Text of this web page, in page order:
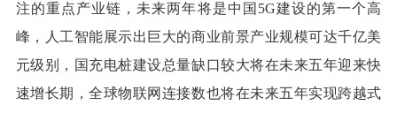
注的重点产业链，未来两年将是中国5G建设的第一个高
峰，人工智能展示出巨大的商业前景产业规模可达千亿美
元级别，国充电桩建设总量缺口较大将在未来五年迎来快
速增长期，全球物联网连接数也将在未来五年实现跨越式